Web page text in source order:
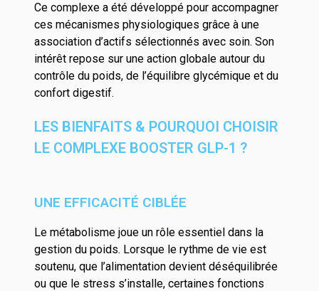
Ce complexe a été développé pour accompagner
ces mécanismes physiologiques grâce à une
association d’actifs sélectionnés avec soin. Son
intérêt repose sur une action globale autour du
contrôle du poids, de l’équilibre glycémique et du
confort digestif.
LES BIENFAITS & POURQUOI CHOISIR
LE COMPLEXE BOOSTER GLP-1 ?
UNE EFFICACITÉ CIBLÉE
Le métabolisme joue un rôle essentiel dans la
gestion du poids. Lorsque le rythme de vie est
soutenu, que l’alimentation devient déséquilibrée
ou que le stress s’installe, certaines fonctions